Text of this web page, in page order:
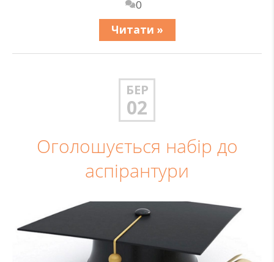
0
Читати »
БЕР
02
Оголошується набір до
аспірантури